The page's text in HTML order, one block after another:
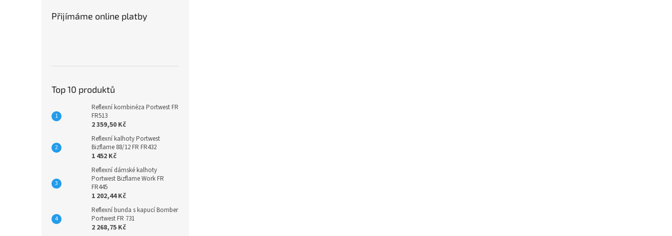
Přijímáme online platby
Top 10 produktů
Reflexní kombinéza Portwest FR
FR513
2 359,50 Kč
Reflexní kalhoty Portwest
Bizflame 88/12 FR FR432
1 452 Kč
Reflexní dámské kalhoty
Portwest Bizflame Work FR
FR445
1 202,44 Kč
Reflexní bunda s kapucí Bomber
Portwest FR 731
2 268,75 Kč